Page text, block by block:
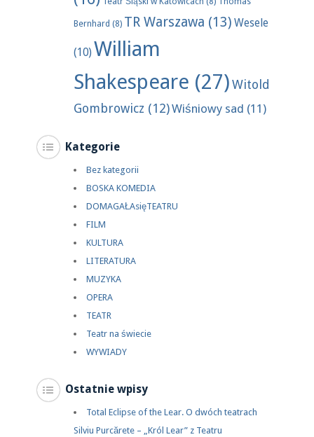
Bernhard (8) TR Warszawa (13) Wesele
(10) William
Shakespeare (27)Witold
Gombrowicz (12)Wiśniowy sad (11)
Kategorie
Bez kategorii
BOSKA KOMEDIA
DOMAGAŁAsięTEATRU
FILM
KULTURA
LITERATURA
MUZYKA
OPERA
TEATR
Teatr na świecie
WYWIADY
Ostatnie wpisy
Total Eclipse of the Lear. O dwóch teatrach
Silviu Purcărete – „Król Lear” z Teatru